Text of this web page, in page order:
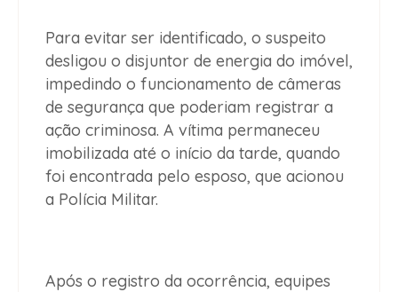
Para evitar ser identificado, o suspeito
desligou o disjuntor de energia do imóvel,
impedindo o funcionamento de câmeras
de segurança que poderiam registrar a
ação criminosa. A vítima permaneceu
imobilizada até o início da tarde, quando
foi encontrada pelo esposo, que acionou
a Polícia Militar.
Após o registro da ocorrência, equipes